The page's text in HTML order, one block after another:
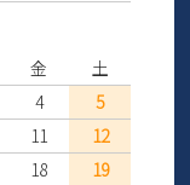
金
土
4
5
11
12
18
19